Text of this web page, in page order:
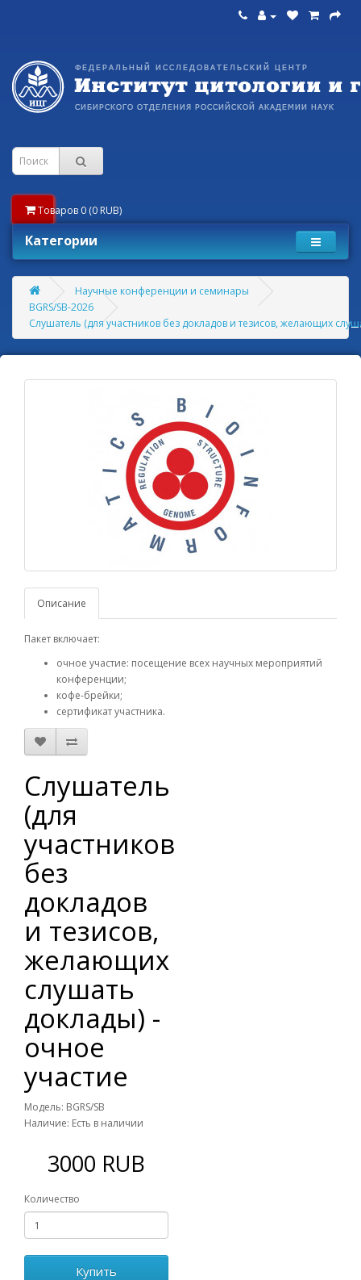
Товаров 0 (0 RUB)
Категории
Научные конференции и семинары
BGRS/SB-2026
Слушатель (для участников без докладов и тезисов, желающих
Описание
Пакет включает:
очное участие: посещение всех научных мероприятий
конференции;
кофе-брейки;
сертификат участника.
Слушатель
(для
участников
без
докладов
и тезисов,
желающих
слушать
доклады) -
очное
участие
Модель: BGRS/SB
Наличие: Есть в наличии
3000 RUB
Количество
Купить